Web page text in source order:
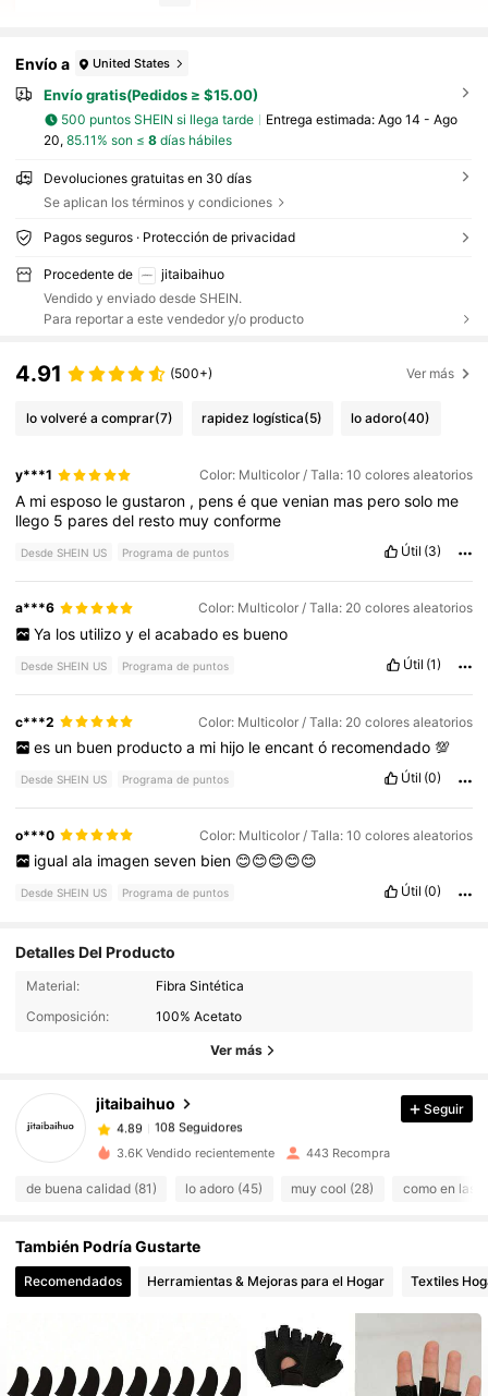
Envío a United States
Envío gratis(Pedidos ≥ $15.00)
500 puntos SHEIN si llega tarde Entrega estimada: Ago 14 - Ago
20, 85.11% son ≤ 8días hábiles
Devoluciones gratuitas en 30 días
Se aplican los términos y condiciones
Pagos seguros · Protección de privacidad
Procedente de
jitaibaihuo
Vendido y enviado desde SHEIN.
Para reportar a este vendedor y/o producto
4.91 (500+) Ver más
lo volveré a comprar(7) rapidez logística(5) lo adoro(40)
y***1 Color: Multicolor / Talla: 10 colores aleatorios
A miesposo legustaron , penséquevenian mas perosolo me
llego 5 paresdel resto muyconforme
Desde SHEIN US Programa de puntos Útil (3)
a***6 Color: Multicolor / Talla: 20 colores aleatorios
Ya los utilizo y el acabado es bueno
Desde SHEIN US Programa de puntos Útil (1)
c***2 Color: Multicolor / Talla: 20 colores aleatorios
es un buen producto a mi hijo le encant ó recomendado 💯
Desde SHEIN US Programa de puntos Útil (0)
o***0 Color: Multicolor / Talla: 10 colores aleatorios
igual ala imagen seven bien 😊😊😊😊😊
Desde SHEIN US Programa de puntos Útil (0)
Detalles Del Producto
Material:
Fibra Sintética
Composición:
100% Acetato
Ver más
jitaibaihuo
108 Seguidores
108 Seguidores
108 Seguidores
b***3 pagóHace 1 día
4.89
108 Seguidores
Seguir
3.6K Vendido recientemente 443 Recompra
de buena calidad (81) lo adoro (45) muy cool (28) como en las
También Podría Gustarte
Recomendados Herramientas & Mejoras para el Hogar Textiles